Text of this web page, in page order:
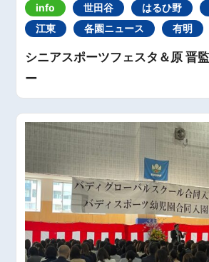
info 世田谷 はるひ野
江東
各園ニュース 有明
シニアスポーツフェスタ＆原 晋
ー